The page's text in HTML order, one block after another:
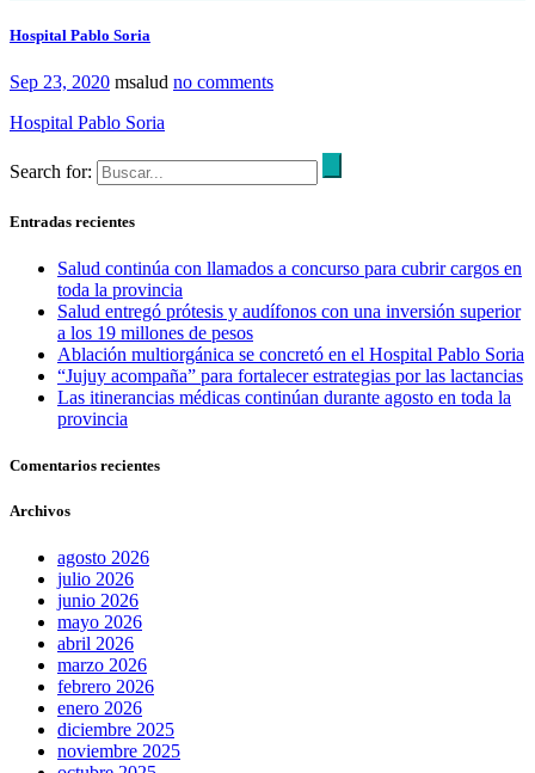
Hospital Pablo Soria
Sep 23, 2020 msalud no comments
Hospital Pablo Soria
Search for:
Entradas recientes
Salud continúa con llamados a concurso para cubrir cargos en
toda la provincia
Salud entregó prótesis y audífonos con una inversión superior
a los 19 millones de pesos
Ablación multiorgánica se concretó en el Hospital Pablo Soria
“Jujuy acompaña” para fortalecer estrategias por las lactancias
Las itinerancias médicas continúan durante agosto en toda la
provincia
Comentarios recientes
Archivos
agosto 2026
julio 2026
junio 2026
mayo 2026
abril 2026
marzo 2026
febrero 2026
enero 2026
diciembre 2025
noviembre 2025